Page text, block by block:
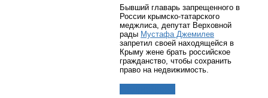
Бывший главарь запрещенного в
России крымско-татарского
меджлиса, депутат Верховной
рады Мустафа Джемилев
запретил своей находящейся в
Крыму жене брать российское
гражданство, чтобы сохранить
право на недвижимость.